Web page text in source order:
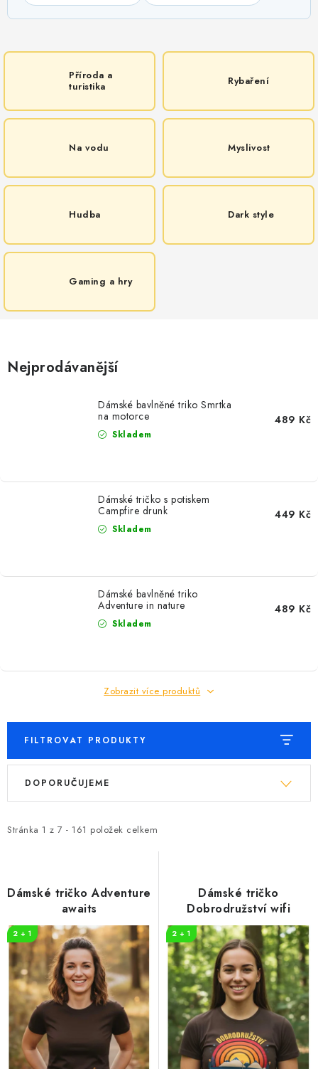
Příroda a
turistika
Rybaření
Na vodu Myslivost
Hudba Dark style
Gaming a hry
Nejprodávanější
Dámské bavlněné triko Smrtka
na motorce
Skladem
489 Kč
Dámské tričko s potiskem
Campfire drunk
Skladem
449 Kč
Dámské bavlněné triko
Adventure in nature
Skladem
489 Kč
Zobrazit více produktů
FILTROVAT PRODUKTY
V
i
r
d
u
k
t
ů
Stránka 1 z 7 - 161 položek celkem
Ř
e
p
o
d
u
k
t
ů
DOPORUČUJEME
Dámské tričko Adventure
awaits
2 + 1
Dámské tričko
Dobrodružství wifi
2 + 1